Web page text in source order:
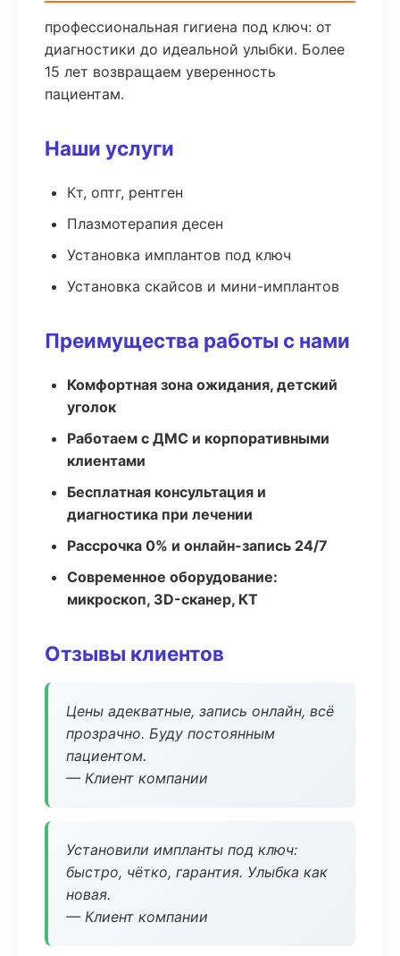
профессиональная гигиена под ключ: от
диагностики до идеальной улыбки. Более
15 лет возвращаем уверенность
пациентам.
Наши услуги
Кт, оптг, рентген
Плазмотерапия десен
Установка имплантов под ключ
Установка скайсов и мини-имплантов
Преимущества работы с нами
Комфортная зона ожидания, детский
уголок
Работаем с ДМС и корпоративными
клиентами
Бесплатная консультация и
диагностика при лечении
Рассрочка 0% и онлайн-запись 24/7
Современное оборудование:
микроскоп, 3D-сканер, КТ
Отзывы клиентов
Цены адекватные, запись онлайн, всё
прозрачно. Буду постоянным
пациентом.
— Клиент компании
Установили импланты под ключ:
быстро, чётко, гарантия. Улыбка как
новая.
— Клиент компании